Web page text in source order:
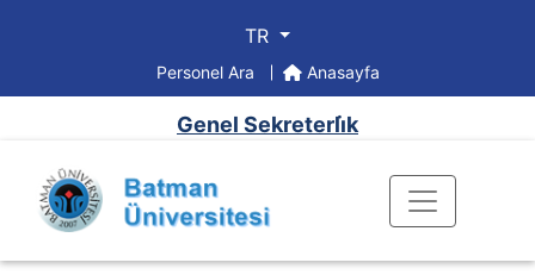
TR
Personel Ara Anasayfa
Genel Sekreterli̇k